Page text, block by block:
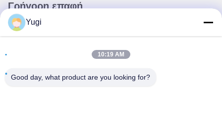
Γρήγορη επαφή
Διεύθυνση
Xingye EastRoad, Shunjiang Community Industrial Park,
Yugi
10:19 AM
Good day, what product are you looking for?